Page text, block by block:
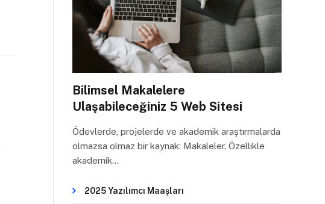
Bilimsel Makalelere
Ulaşabileceğiniz 5 Web Sitesi
Ödevlerde, projelerde ve akademik araştırmalarda
olmazsa olmaz bir kaynak: Makaleler. Özellikle
akademik…
2025 Yazılımcı Maaşları